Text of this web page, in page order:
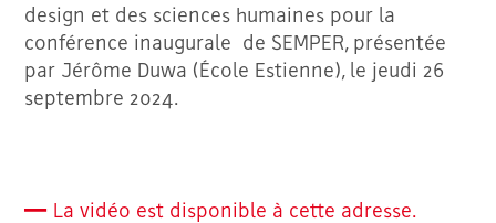
design et des sciences humaines pour la
conférence inaugurale de SEMPER, présentée
par Jérôme Duwa (École Estienne), le jeudi 26
septembre 2024.
La vidéo est disponible à cette adresse.